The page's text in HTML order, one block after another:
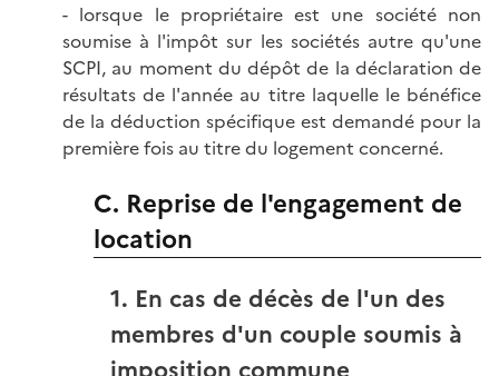
- lorsque le propriétaire est une société non
soumise à l'impôt sur les sociétés autre qu'une
SCPI, au moment du dépôt de la déclaration de
résultats de l'année au titre laquelle le bénéfice
de la déduction spécifique est demandé pour la
première fois au titre du logement concerné.
C. Reprise de l'engagement de
location
1. En cas de décès de l'un des
membres d'un couple soumis à